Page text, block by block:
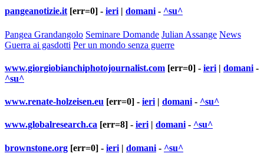
pangeanotizie.it [err=0] - ieri | domani - ^su^
Pangea Grandangolo Seminare Domande Julian Assange News
Guerra ai gasdotti Per un mondo senza guerre
www.giorgiobianchiphotojournalist.com [err=0] - ieri | domani -
^su^
www.renate-holzeisen.eu [err=0] - ieri | domani - ^su^
www.globalresearch.ca [err=8] - ieri| domani- ^su^
brownstone.org [err=0] - ieri | domani - ^su^